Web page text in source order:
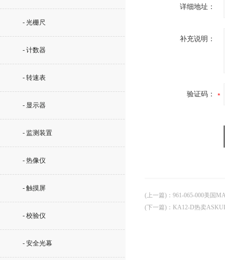
- 光栅尺
- 计数器
- 转速表
- 显示器
- 监测装置
- 热像仪
- 触摸屏
- 校验仪
- 安全光幕
详细地址：
补充说明：
验证码：
(上一篇) ： 961-065-000美国
(下一篇) ： KA12-D热卖